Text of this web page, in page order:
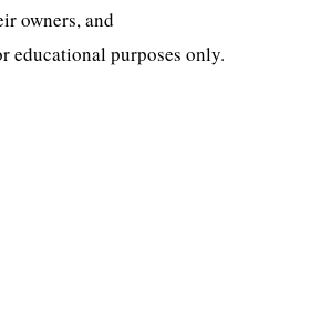
owners, and
educational purposes only.